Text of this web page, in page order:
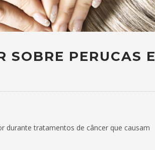
SOBRE PERUCAS E
durante tratamentos de câncer que causam